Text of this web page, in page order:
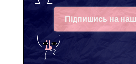
Підпишись на наш
Facebook